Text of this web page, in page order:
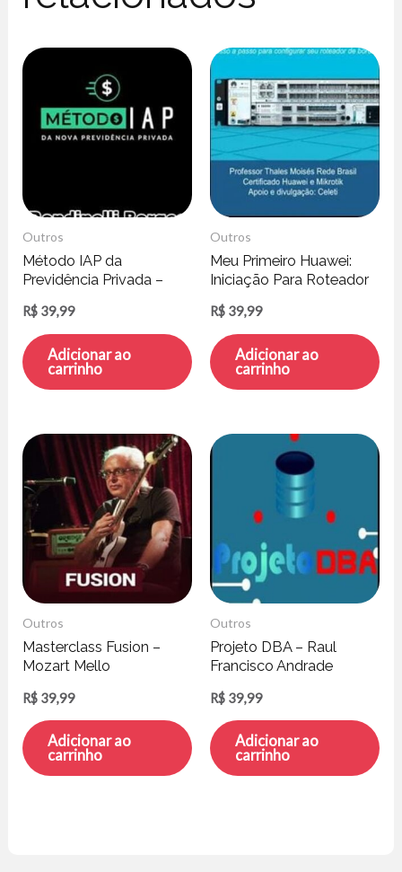
Outros
Método IAP da
Previdência Privada –
R$ 39,99
Adicionar ao
carrinho
Outros
Meu Primeiro Huawei:
Iniciação Para Roteador
Moisés
R$ 39,99
Adicionar ao
carrinho
Outros
Masterclass Fusion –
Mozart Mello
R$ 39,99
Adicionar ao
carrinho
Outros
Projeto DBA – Raul
Francisco Andrade
R$ 39,99
Adicionar ao
carrinho